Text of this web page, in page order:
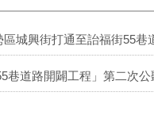
城興街打通至詒福街55
巷道路開闢工程」第二次公